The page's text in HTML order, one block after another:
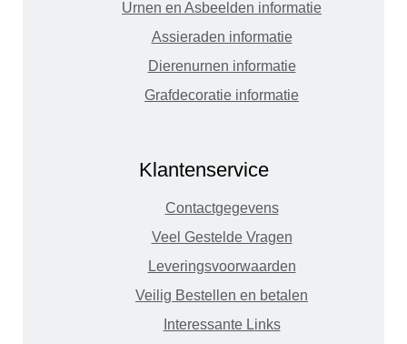
Urnen en Asbeelden informatie
Assieraden informatie
Dierenurnen informatie
Grafdecoratie informatie
Klantenservice
Contactgegevens
Veel Gestelde Vragen
Leveringsvoorwaarden
Veilig Bestellen en betalen
Interessante Links